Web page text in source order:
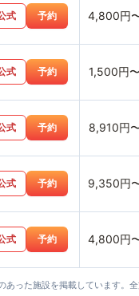
式 予約 4,800円
式 予約 1,500円〜
式 予約 8,910円
式 予約 9,350円
式 予約 4,800円
った施設を掲載しています。全